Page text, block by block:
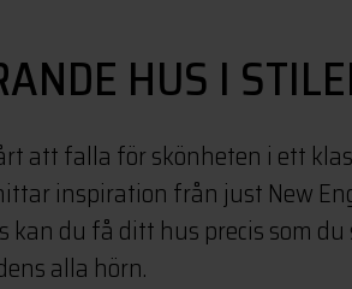
HUS I
att falla för skönheten i ett
inspiration från just New
kan du få ditt hus precis som
alla hörn.